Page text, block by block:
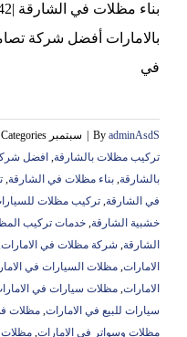
بالامارات أفضل شركة
في
By adminAsdS سبتمبر 21st, 2021 Categories:
تركيب مظلات بالشارقة, افضل
بالشارقة, بناء مظلات في الشارقة,
في الشارقة, تركيب مظلات
خشبية الشارقة, خدمات تركيب
الشارقة, شركة مظلات في الامارات
الامارات, مظلات السيارات في
الامارات, مظلات سيارات في
سيارات للبيع في الامارات, مظلات
مظلات وسواتر في الامارات, مظلات